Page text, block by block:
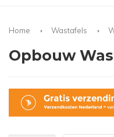
Home Wastafels
Opbouw